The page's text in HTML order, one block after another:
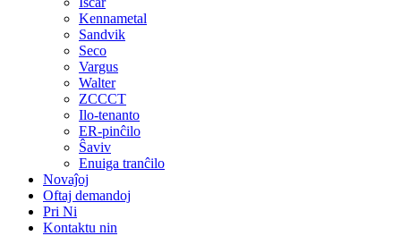
Kennametal
Sandvik
Seco
Vargus
Walter
ZCCCT
Ilo-tenanto
ER-pinĉilo
Ŝaviv
Enuiga tranĉilo
Novaĵoj
Oftaj demandoj
Pri Ni
Kontaktu nin